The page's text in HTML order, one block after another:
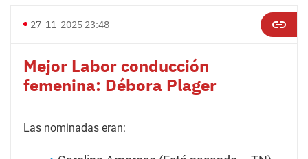
27-11-2025 23:48
Mejor Labor conducción
femenina: Débora Plager
Las nominadas eran: